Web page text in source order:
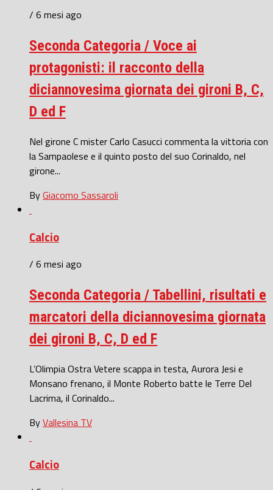
/ 6 mesi ago
Seconda Categoria / Voce ai
protagonisti: il racconto della
diciannovesima giornata dei gironi B, C,
D ed F
Nel girone C mister Carlo Casucci commenta la vittoria con
la Sampaolese e il quinto posto del suo Corinaldo, nel
girone...
ByGiacomo Sassaroli
Calcio
/ 6 mesi ago
Seconda Categoria / Tabellini, risultati e
marcatori della diciannovesima giornata
dei gironi B, C, D ed F
L’Olimpia Ostra Vetere scappa in testa, Aurora Jesi e
Monsano frenano, il Monte Roberto batte le Terre Del
Lacrima, il Corinaldo...
ByVallesina TV
Calcio